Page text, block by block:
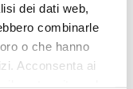
dei dati web,
combinarle
o che hanno
Acconsenta ai